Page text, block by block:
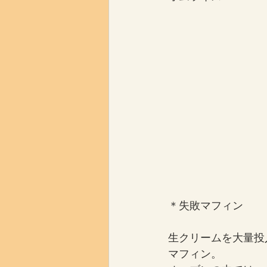
＊失敗マフィン
生クリームを大量
マフィン。